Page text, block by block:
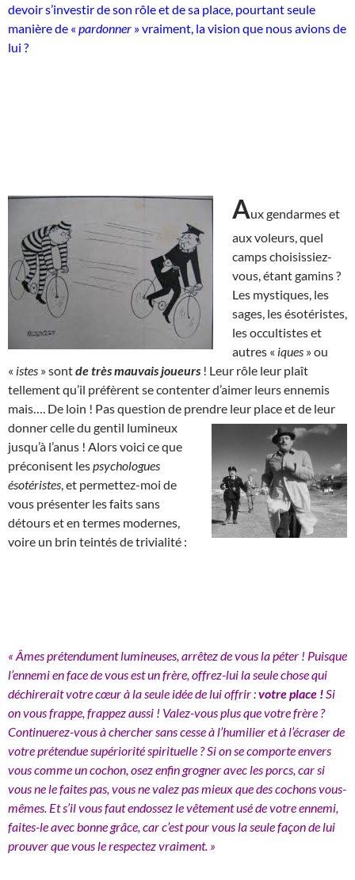
devoir s’investir de son rôle et de sa place, pourtant seule
manière de « pardonner » vraiment, la vision que nous avions de
lui ?
Aux gendarmes et
aux voleurs, quel
camps choisissiez-
vous, étant gamins ?
Les mystiques, les
sages, les ésotéristes,
les occultistes et
autres « iques » ou
« istes » sontde très mauvais joueurs ! Leur rôle leur plaît
tellement qu’il préfèrent se contenter d’aimer leurs ennemis
mais…. De loin ! Pas question de prendre leur place et de leur
donner celle du gentil lumineux
jusqu’à l’anus ! Alors voici ce que
préconisent lespsychologues
ésotéristes , et permettez-moi de
vous présenter les faits sans
détours et en termes modernes,
voire un brin teintés de trivialité :
« Âmes prétendument lumineuses, arrêtez de vous la péter ! Puisque
l’ennemi en face de vous est un frère, offrez-lui la seule chose qui
déchirerait votre cœur à la seule idée de lui offrir :votre place ! Si
on vous frappe, frappez aussi ! Valez-vous plus que votre frère ?
Continuerez-vous à chercher sans cesse à l’humilier et à l’écraser de
votre prétendue supériorité spirituelle ? Si on se comporte envers
vous comme un cochon, osez enfin grogner avec les porcs, car si
vous ne le faites pas, vous ne valez pas mieux que des cochons vous-
mêmes. Et s’il vous faut endossez le vêtement usé de votre ennemi,
faites-le avec bonne grâce, car c’est pour vous la seule façon de lui
prouver que vous le respectez vraiment. »